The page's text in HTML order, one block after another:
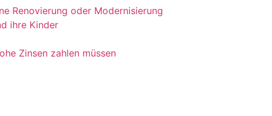
Renovierung oder Modernisierung​
ihre Kinder
Zinsen zahlen müssen